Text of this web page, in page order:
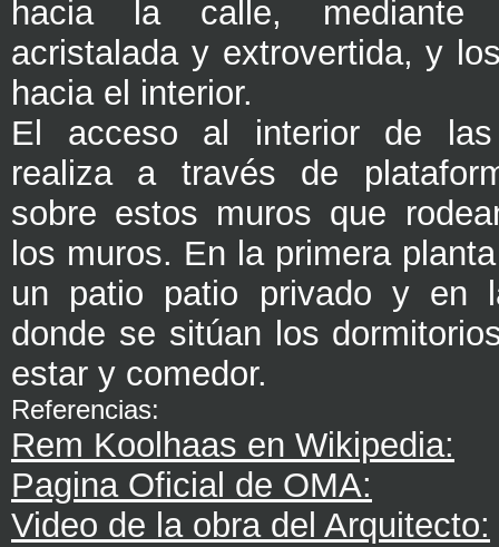
hacia la calle, mediante
acristalada y extrovertida, y
hacia el interior.
El acceso al interior de
realiza a través de
sobre estos muros que
los muros. En la primera
un patio patio privado y en
donde se sitúan los
estar y comedor.
Referencias:
Rem Koolhaas en Wikipedia:
Pagina Oficial de OMA:
Video de la obra del Arquitecto: